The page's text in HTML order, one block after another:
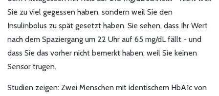
Sie zu viel gegessen haben, sondern weil Sie den
Insulinbolus zu spät gesetzt haben. Sie sehen, dass Ihr Wert
nach dem Spaziergang um 22 Uhr auf 65 mg/dL fällt - und
dass Sie das vorher nicht bemerkt haben, weil Sie keinen
Sensor trugen.
Studien zeigen: Zwei Menschen mit identischem HbA1c von